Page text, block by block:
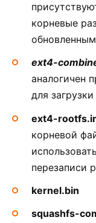
корневые
обновленным
ext4-
аналогичен
для
ext4-
корневой
перезаписи
kernel.bin
squashfs-